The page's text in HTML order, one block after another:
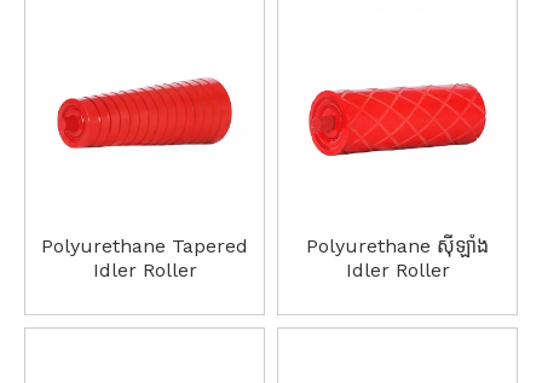
Polyurethane Tapered
Idler Roller
Polyurethane ស៊ីឡាំង
Idler Roller